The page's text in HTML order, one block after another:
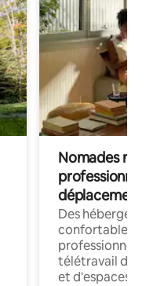
Nomades
déplacement
Des
confortables
professionnels
télétravail
et d'espaces